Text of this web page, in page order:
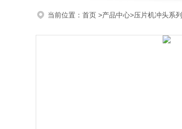
当前位置： 首页 >产品中心>压片机冲头系列